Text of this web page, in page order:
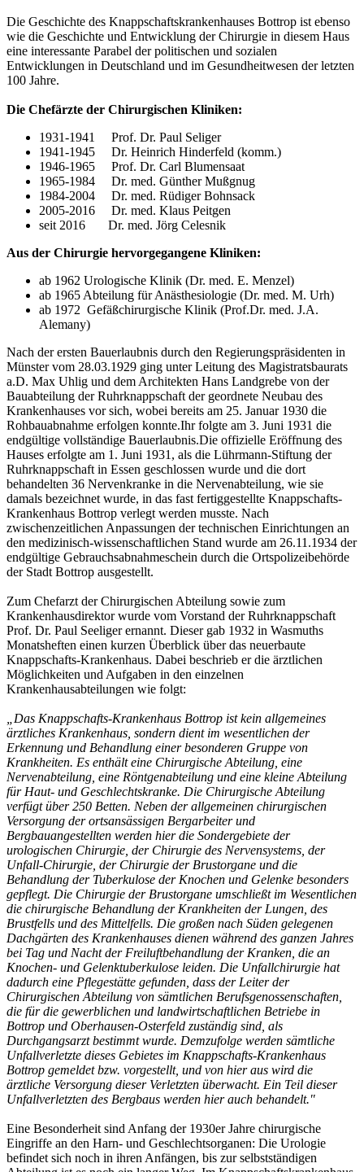
Die Geschichte des Knappschaftskrankenhauses Bottrop ist ebenso
wie die Geschichte und Entwicklung der Chirurgie in diesem Haus
eine interessante Parabel der politischen und sozialen
Entwicklungen in Deutschland und im Gesundheitwesen der letzten
100 Jahre.
Die Chefärzte der Chirurgischen Kliniken:
1931-1941 Prof. Dr. Paul Seliger
1941-1945 Dr. Heinrich Hinderfeld (komm.)
1946-1965 Prof. Dr. Carl Blumensaat
1965-1984 Dr. med. Günther Mußgnug
1984-2004 Dr. med. Rüdiger Bohnsack
2005-2016 Dr. med. Klaus Peitgen
seit 2016 Dr. med. Jörg Celesnik
Aus der Chirurgie hervorgegangene Kliniken:
ab 1962 Urologische Klinik (Dr. med. E. Menzel)
ab 1965 Abteilung für Anästhesiologie (Dr. med. M. Urh)
ab 1972 Gefäßchirurgische Klinik (Prof.Dr. med. J.A.
Alemany)
Nach der ersten Bauerlaubnis durch den Regierungspräsidenten in
Münster vom 28.03.1929 ging unter Leitung des Magistratsbaurats
a.D. Max Uhlig und dem Architekten Hans Landgrebe von der
Bauabteilung der Ruhrknappschaft der geordnete Neubau des
Krankenhauses vor sich, wobei bereits am 25. Januar 1930 die
Rohbauabnahme erfolgen konnte.Ihr folgte am 3. Juni 1931 die
endgültige vollständige Bauerlaubnis.Die offizielle Eröffnung des
Hauses erfolgte am 1. Juni 1931, als die Lührmann-Stiftung der
Ruhrknappschaft in Essen geschlossen wurde und die dort
behandelten 36 Nervenkranke in die Nervenabteilung, wie sie
damals bezeichnet wurde, in das fast fertiggestellte Knappschafts-
Krankenhaus Bottrop verlegt werden musste. Nach
zwischenzeitlichen Anpassungen der technischen Einrichtungen an
den medizinisch-wissenschaftlichen Stand wurde am 26.11.1934 der
endgültige Gebrauchsabnahmeschein durch die Ortspolizeibehörde
der Stadt Bottrop ausgestellt.
Zum Chefarzt der Chirurgischen Abteilung sowie zum
Krankenhausdirektor wurde vom Vorstand der Ruhrknappschaft
Prof. Dr. Paul Seeliger ernannt. Dieser gab 1932 in Wasmuths
Monatsheften einen kurzen Überblick über das neuerbaute
Knappschafts-Krankenhaus. Dabei beschrieb er die ärztlichen
Möglichkeiten und Aufgaben in den einzelnen
Krankenhausabteilungen wie folgt:
„Das Knappschafts-Krankenhaus Bottrop ist kein allgemeines
ärztliches Krankenhaus, sondern dient im wesentlichen der
Erkennung und Behandlung einer besonderen Gruppe von
Krankheiten. Es enthält eine Chirurgische Abteilung, eine
Nervenabteilung, eine Röntgenabteilung und eine kleine Abteilung
für Haut- und Geschlechtskranke. Die Chirurgische Abteilung
verfügt über 250 Betten. Neben der allgemeinen chirurgischen
Versorgung der ortsansässigen Bergarbeiter und
Bergbauangestellten werden hier die Sondergebiete der
urologischen Chirurgie, der Chirurgie des Nervensystems, der
Unfall-Chirurgie, der Chirurgie der Brustorgane und die
Behandlung der Tuberkulose der Knochen und Gelenke besonders
gepflegt. Die Chirurgie der Brustorgane umschließt im Wesentlichen
die chirurgische Behandlung der Krankheiten der Lungen, des
Brustfells und des Mittelfells. Die großen nach Süden gelegenen
Dachgärten des Krankenhauses dienen während des ganzen Jahres
bei Tag und Nacht der Freiluftbehandlung der Kranken, die an
Knochen- und Gelenktuberkulose leiden. Die Unfallchirurgie hat
dadurch eine Pflegestätte gefunden, dass der Leiter der
Chirurgischen Abteilung von sämtlichen Berufsgenossenschaften,
die für die gewerblichen und landwirtschaftlichen Betriebe in
Bottrop und Oberhausen-Osterfeld zuständig sind, als
Durchgangsarzt bestimmt wurde. Demzufolge werden sämtliche
Unfallverletzte dieses Gebietes im Knappschafts-Krankenhaus
Bottrop gemeldet bzw. vorgestellt, und von hier aus wird die
ärztliche Versorgung dieser Verletzten überwacht. Ein Teil dieser
Unfallverletzten des Bergbaus werden hier auch behandelt."
Eine Besonderheit sind Anfang der 1930er Jahre chirurgische
Eingriffe an den Harn- und Geschlechtsorganen: Die Urologie
befindet sich noch in ihren Anfängen, bis zur selbstständigen